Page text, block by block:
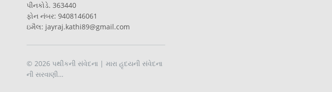
પીનકોડે. 363440
ફોન નંબર: 9408146061
ઇમૈલ: jayraj.kathi89@gmail.com
© 2026 પથીકની સંવેદના| મારા હૃદયની સંવેદના
ની સરવાણી…